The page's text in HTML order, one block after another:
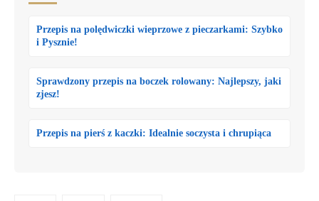
Przepis na polędwiczki wieprzowe z pieczarkami: Szybko
i Pysznie!
Sprawdzony przepis na boczek rolowany: Najlepszy, jaki
zjesz!
Przepis na pierś z kaczki: Idealnie soczysta i chrupiąca